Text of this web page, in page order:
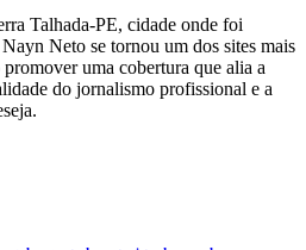
Talhada-PE, cidade onde foi
Neto se tornou um dos sites mais
promover uma cobertura que alia a
do jornalismo profissional e a